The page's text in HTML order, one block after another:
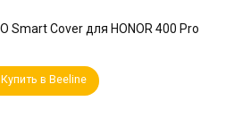
Купить в Beeline